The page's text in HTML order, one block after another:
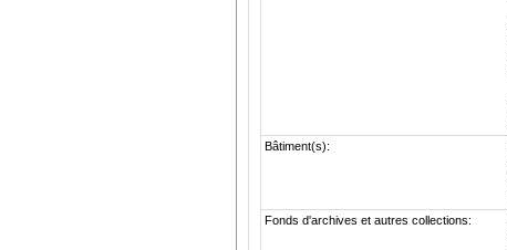
Bâtiment(s):
Fonds d'archives et autres collections: